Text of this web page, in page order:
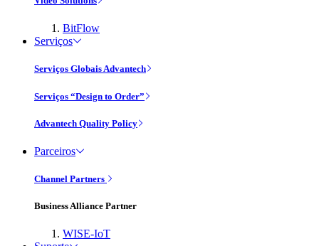
BitFlow
Serviços
Serviços Globais Advantech
Serviços “Design to Order”
Advantech Quality Policy
Parceiros
Channel Partners
Business Alliance Partner
WISE-IoT